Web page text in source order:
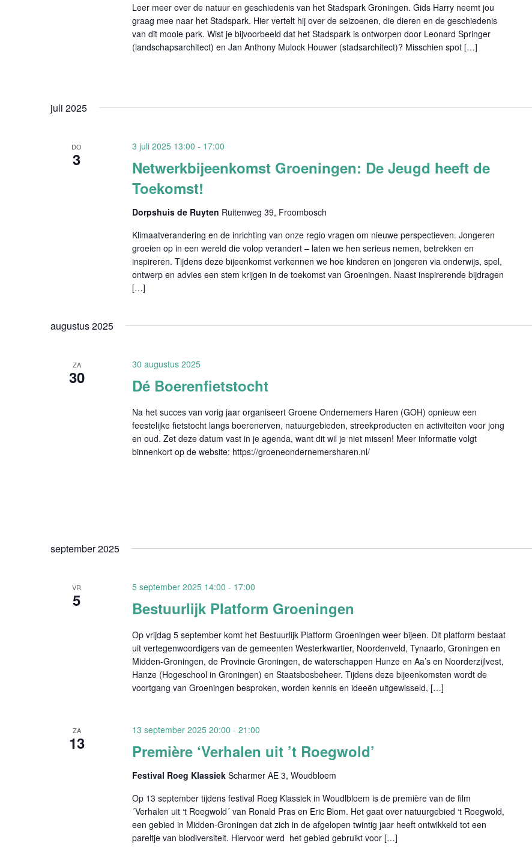
Leer meer over de natuur en geschiedenis van het Stadspark Groningen. Gids Harry neemt jou
graag mee naar het Stadspark. Hier vertelt hij over de seizoenen, die dieren en de geschiedenis
van dit mooie park. Wist je bijvoorbeeld dat het Stadspark is ontworpen door Leonard Springer
(landschapsarchitect) en Jan Anthony Mulock Houwer (stadsarchitect)? Misschien spot […]
juli 2025
DO
3
Netwerkbijeenkomst Groeningen: De Jeugd heeft de
Toekomst!
3 juli 2025 13:00 - 17:00
Dorpshuis de Ruyten Ruitenweg 39, Froombosch
Klimaatverandering en de inrichting van onze regio vragen om nieuwe perspectieven. Jongeren
groeien op in een wereld die volop verandert – laten we hen serieus nemen, betrekken en
inspireren. Tijdens deze bijeenkomst verkennen we hoe kinderen en jongeren via onderwijs, spel,
ontwerp en advies een stem krijgen in de toekomst van Groeningen. Naast inspirerende bijdragen
[…]
augustus 2025
ZA
30 Dé Boerenfietstocht
30 augustus 2025
Na het succes van vorig jaar organiseert Groene Ondernemers Haren (GOH) opnieuw een
feestelijke fietstocht langs boerenerven, natuurgebieden, streekproducten en activiteiten voor jong
en oud. Zet deze datum vast in je agenda, want dit wil je niet missen! Meer informatie volgt
binnenkort op de website: https://groeneondernemersharen.nl/
september 2025
VR
5 Bestuurlijk Platform Groeningen
5 september 2025 14:00 - 17:00
Op vrijdag 5 september komt het Bestuurlijk Platform Groeningen weer bijeen. Dit platform bestaat
uit vertegenwoordigers van de gemeenten Westerkwartier, Noordenveld, Tynaarlo, Groningen en
Midden-Groningen, de Provincie Groningen, de waterschappen Hunze en Aa’s en Noorderzijlvest,
Hanze (Hogeschool in Groningen) en Staatsbosbeheer. Tijdens deze bijeenkomsten wordt de
voortgang van Groeningen besproken, worden kennis en ideeën uitgewisseld, […]
ZA
13 Première ‘Verhalen uit ’t Roegwold’
13 september 2025 20:00 - 21:00
Festival Roeg Klassiek Scharmer AE 3, Woudbloem
Op 13 september tijdens festival Roeg Klassiek in Woudlbloem is de première van de film
´Verhalen uit ‘t Roegwold´ van Ronald Pras en Eric Blom. Het gaat over natuurgebied ‘t Roegwold,
een gebied in Midden-Groningen dat zich in de afgelopen twintig jaar heeft ontwikkeld tot een
pareltje van biodiversiteit. Hiervoor werd het gebied gebruikt voor […]